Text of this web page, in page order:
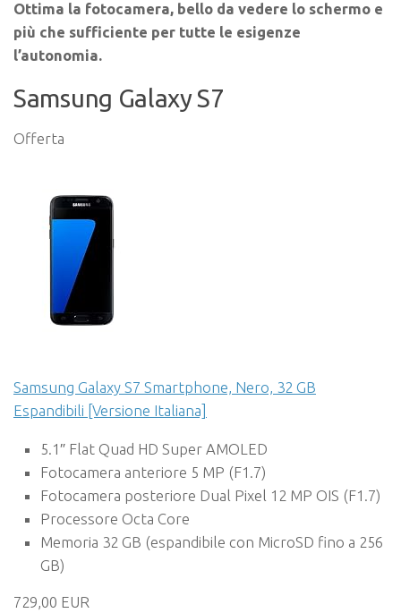
Ottima la fotocamera, bello da vedere lo schermo e
più che sufficiente per tutte le esigenze
l’autonomia.
Samsung Galaxy S7
Offerta
Samsung Galaxy S7 Smartphone, Nero, 32 GB
Espandibili [Versione Italiana]
5.1″ Flat Quad HD Super AMOLED
Fotocamera anteriore 5 MP (F1.7)
Fotocamera posteriore Dual Pixel 12 MP OIS (F1.7)
Processore Octa Core
Memoria 32 GB (espandibile con MicroSD fino a 256
GB)
729,00 EUR